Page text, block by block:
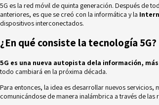
5G es la red móvil de quinta generación. Después de
anteriores, es que se creó con la informática y la
dispositivos interconectados.
¿En qué consiste la tecnología 5G?
5G es una nueva autopista dela información,
todo cambiará en la próxima década.
Para entonces, la idea es desarrollar nuevos servicios,
comunicándose de manera inalámbrica a través de las